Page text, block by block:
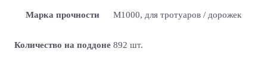
Марка прочности M1000, для тротуаров / дорожек
Количество на поддоне 892 шт.